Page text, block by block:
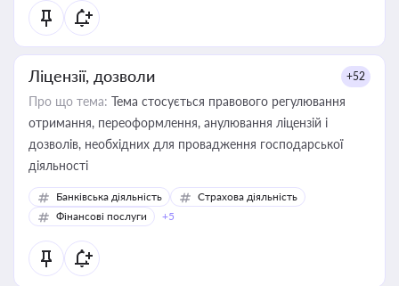
Ліцензії, дозволи +52
Про що тема: Тема стосується правового регулювання
отримання, переоформлення, анулювання ліцензій і
дозволів, необхідних для провадження господарської
діяльності
Банківська діяльність
Страхова діяльність
Фінансові послуги
+5